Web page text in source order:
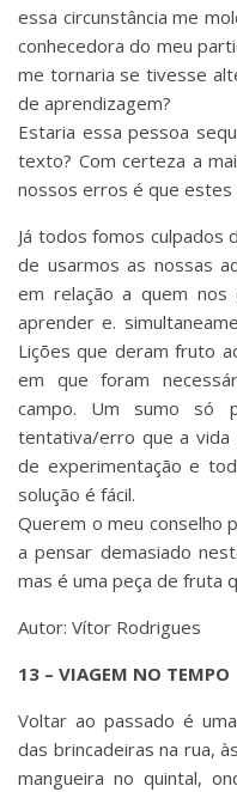
essa circunstância me
conhecedora do meu
me tornaria se tivesse
de aprendizagem?
Estaria essa pessoa
texto? Com certeza a
nossos erros é que
Já todos fomos culpados
de usarmos as nossas
em relação a quem
aprender e.
Lições que deram fruto
em que foram
campo. Um sumo só
tentativa/erro que a vida
de experimentação e
solução é fácil.
Querem o meu conselho
a pensar demasiado
mas é uma peça de fruta
Autor: Vítor Rodrigues
13 – VIAGEM NO TEMPO
Voltar ao passado é
das brincadeiras na rua,
mangueira no quintal,